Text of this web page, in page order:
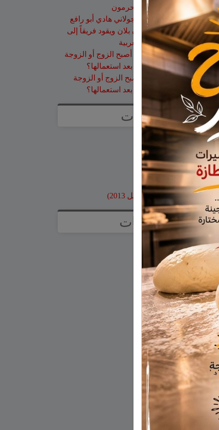
بإشراف جمعية نحالي الحرمون
عقاب ابو شاهين
على
الجولاني هادي أبو رافع
ينجح في تسلق قمة مون بلان ويقود فريقاً إلى
أعلى نقطة في أوروبا الغربية
سلمان أبو عوادعلى
هل أصبح الزوج أو الزوجة
مجرد سلعة نتخلص منها بعد استعمالها؟
طليع محمود
هل أصبح الزوج أو الزوجة
مجرد سلعة نتخلص منها بعد استعمالها؟
صفحات
صفحة الاعراس
خواطر
صور قديمة
بنوك وبطاقات اعتماد
مواقع محلية
ارشيف موقع جولاني (قبل 2013)
تصنيفات
آراء
أخبار وتقارير
إعلانات
اخبار
اخبار عالمية
اخبار وتقارير
اقتصاد
الجولان
تعليم ومدارس
ثقافة
ثقافة أدب وفن
حالة الطقس
رياضة
رياضة عالمية